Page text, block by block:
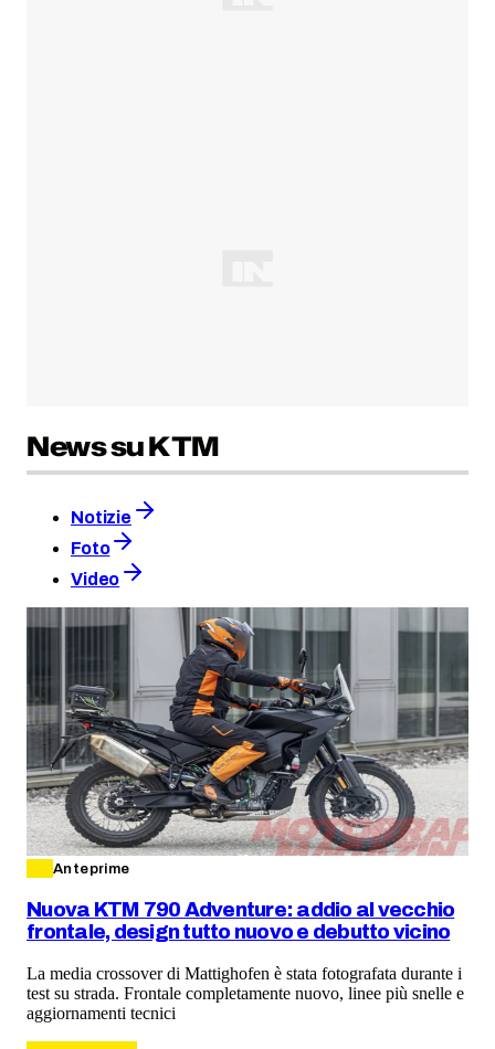
News su KTM
Notizie
Foto
Video
Anteprime
Nuova KTM 790 Adventure: addio al vecchio
frontale, design tutto nuovo e debutto vicino
La media crossover di Mattighofen è stata fotografata durante i
test su strada. Frontale completamente nuovo, linee più snelle e
aggiornamenti tecnici